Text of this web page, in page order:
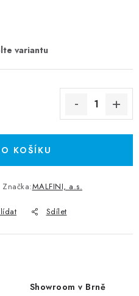
KOŠÍKU
Značka:MALFINI, a.s.
Sdílet
Showroom v Brně